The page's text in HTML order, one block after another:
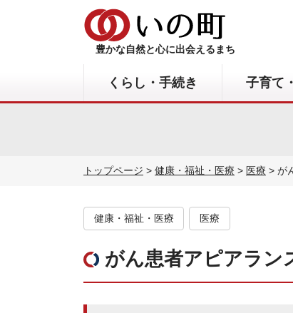
豊かな自然と心に出会えるまち
くらし・手続き 子育て
トップページ > 健康・福祉・医療 > 医療 > が
健康・福祉・医療 医療
がん患者アピアラン